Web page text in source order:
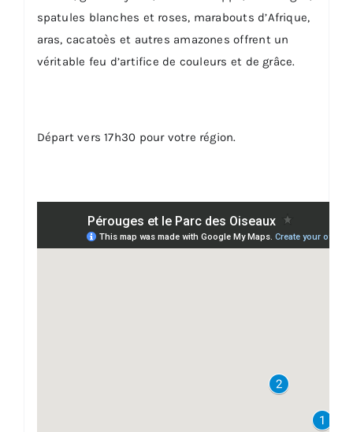
spatules blanches et roses, marabouts d’Afrique,
aras, cacatoès et autres amazones offrent un
véritable feu d’artifice de couleurs et de grâce.
Départ vers 17h30 pour votre région.